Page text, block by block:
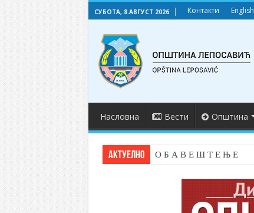
СУБОТА, 8.АВГУСТ 2026 Контакти English
Насловна Вести Општина
АКТУЕЛНО О Б А В Е Ш Т Е Њ Е